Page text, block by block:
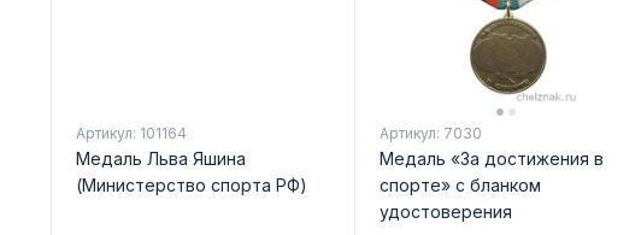
Артикул: 101164
Медаль Льва Яшина
(Министерство спорта РФ)
Артикул: 7030
Медаль «За достижения в
спорте» с бланком
удостоверения